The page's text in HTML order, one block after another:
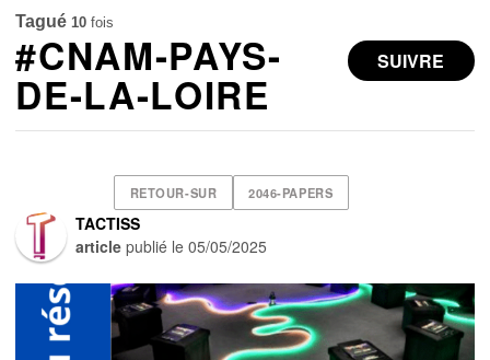
Tagué 10 fois
SUIVRE
#CNAM-PAYS-
DE-LA-LOIRE
RETOUR-SUR 2046-PAPERS
TACTISS
article publié le05/05/2025